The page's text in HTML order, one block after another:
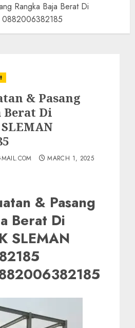
Rangka Baja Berat Di
0882006382185
& Pasang
Berat Di
MARCH 1, 2025
& Pasang
Berat Di
SLEMAN